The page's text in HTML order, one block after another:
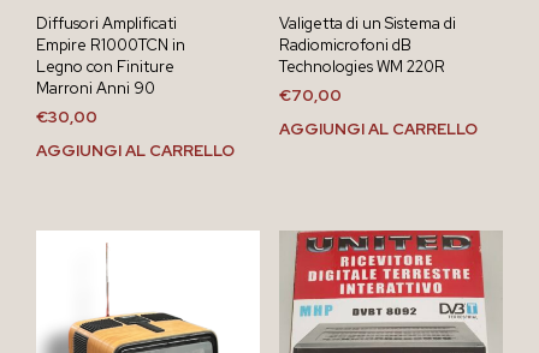
Diffusori Amplificati
Empire R1000TCN in
Legno con Finiture
Marroni Anni 90
€30,00
AGGIUNGI AL CARRELLO
Valigetta di un Sistema di
Radiomicrofoni dB
Technologies WM 220R
€70,00
AGGIUNGI AL CARRELLO